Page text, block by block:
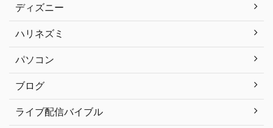
ディズニー
ハリネズミ
パソコン
ブログ
ライブ配信バイブル